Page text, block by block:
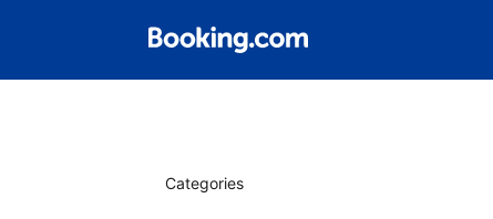
Categories